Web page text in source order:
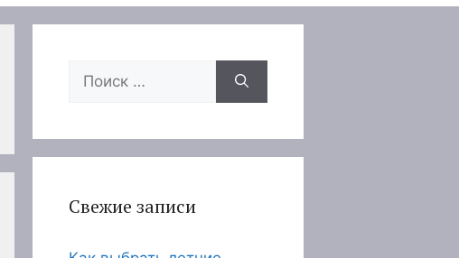
Поиск:
Свежие записи